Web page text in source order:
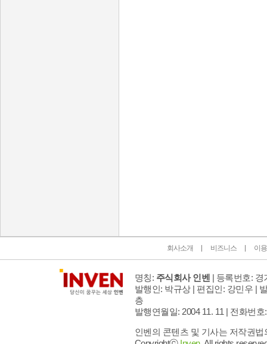
회사소개 비즈니스 이
명칭: 주식회사 인벤 | 등록번호: 경
발행인: 박규상 | 편집인: 강민우 |
층
발행연월일: 2004 11. 11 | 전화번호
인벤의 콘텐츠 및 기사는 저작권